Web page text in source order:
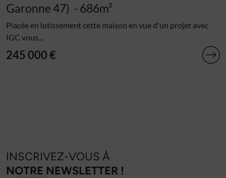
Garonne 47) - 686m²
Placée en lotissement cette maison en vue d'un projet avec
IGC vous...
245 000 €
INSCRIVEZ-VOUS À
NOTRE NEWSLETTER !